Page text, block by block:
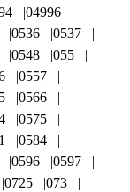
04996
0536
0537
0548
055
0557
0566
0575
0584
0596
0597
0725
073